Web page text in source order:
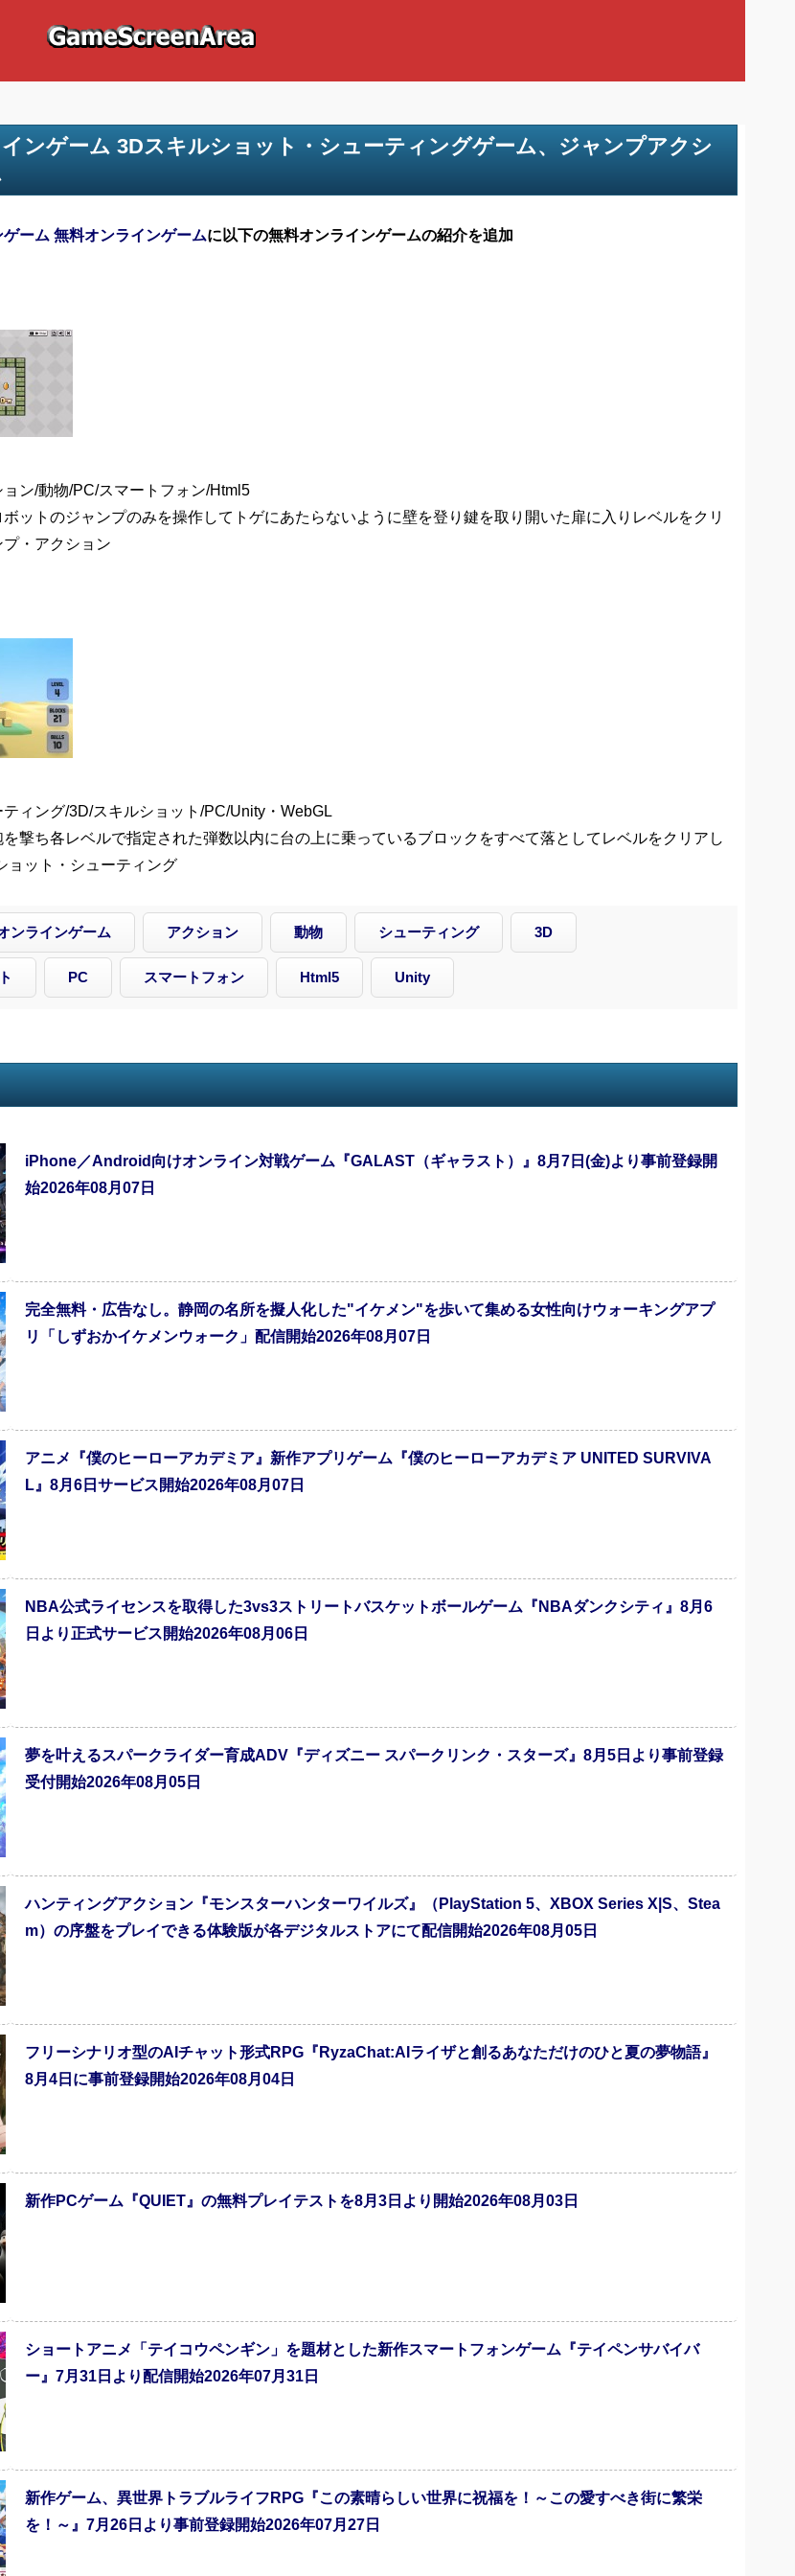
ンゲーム 3Dスキルショット・シューティングゲーム、ジャンプアクシ
ーム 無料オンラインゲームに以下の無料オンラインゲームの紹介を追加
ン/動物/PC/スマートフォン/Html5
ットのジャンプのみを操作してトゲにあたらないように壁を登り鍵を取り開いた扉に入りレベルをクリ
・アクション
ィング/3D/スキルショット/PC/Unity・WebGL
撃ち各レベルで指定された弾数以内に台の上に乗っているブロックをすべて落としてレベルをクリアし
ョット・シューティング
ンラインゲーム アクション 動物 シューティング 3D
PC スマートフォン Html5 Unity
iPhone／Android向けオンライン対戦ゲーム『GALAST（ギャラスト）』8月7日(金)より事前登録開
始2026年08月07日
完全無料・広告なし。静岡の名所を擬人化した"イケメン"を歩いて集める女性向けウォーキングアプ
リ「しずおかイケメンウォーク」配信開始2026年08月07日
アニメ『僕のヒーローアカデミア』新作アプリゲーム『僕のヒーローアカデミア UNITED SURVIVA
L』8月6日サービス開始2026年08月07日
NBA公式ライセンスを取得した3vs3ストリートバスケットボールゲーム『NBAダンクシティ』8月6
日より正式サービス開始2026年08月06日
夢を叶えるスパークライダー育成ADV『ディズニー スパークリンク・スターズ』8月5日より事前登録
受付開始2026年08月05日
ハンティングアクション『モンスターハンターワイルズ』（PlayStation 5、XBOX Series X|S、Stea
m）の序盤をプレイできる体験版が各デジタルストアにて配信開始2026年08月05日
フリーシナリオ型のAIチャット形式RPG『RyzaChat:AIライザと創るあなただけのひと夏の夢物語』
8月4日に事前登録開始2026年08月04日
新作PCゲーム『QUIET』の無料プレイテストを8月3日より開始2026年08月03日
ショートアニメ「テイコウペンギン」を題材とした新作スマートフォンゲーム『テイペンサバイバ
ー』7月31日より配信開始2026年07月31日
新作ゲーム、異世界トラブルライフRPG『この素晴らしい世界に祝福を！～この愛すべき街に繁栄
を！～』7月26日より事前登録開始2026年07月27日